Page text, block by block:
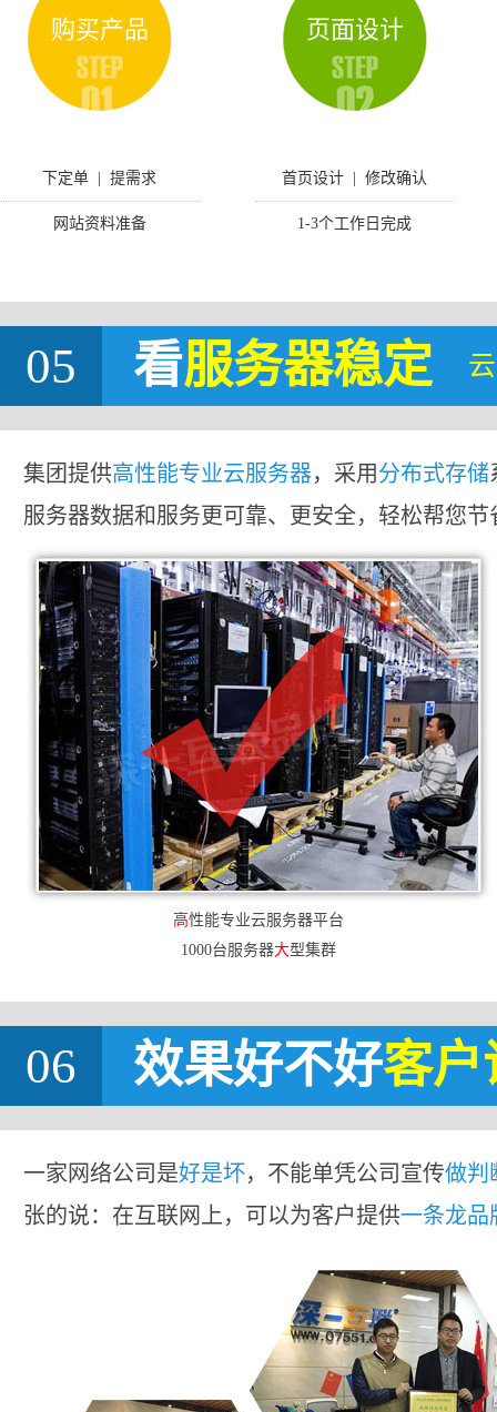
购买产品
下定单 | 提需求
网站资料准备
页面设计
首页设计 | 修改确认
1-3个工作日完成
05 看服务器稳定
集团提供高性能专业云服务器，采用分布式存储
服务器数据和服务更可靠、更安全，轻松帮您节
高性能专业云服务器平台
1000台服务器大型集群
06 效果好不好客户
一家网络公司是好是坏，不能单凭公司宣传做判
张的说：在互联网上，可以为客户提供一条龙品